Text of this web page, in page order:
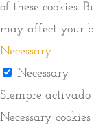
of these cookies.
may affect your
Necessary
Necessary
Siempre activado
Necessary